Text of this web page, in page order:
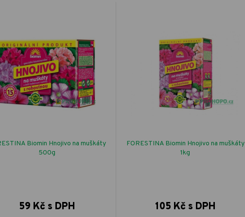
Biomin Hnojivo na muškáty
500g
59 Kč s DPH
FORESTINA Biomin Hnojivo na muškáty
1kg
105 Kč s DPH